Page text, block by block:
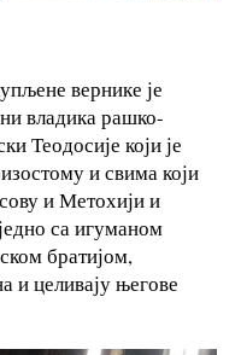
вернике је
владика рашко-
Теодосије који је
и свима који
и Метохији и
са игуманом
братијом,
и целивају његове